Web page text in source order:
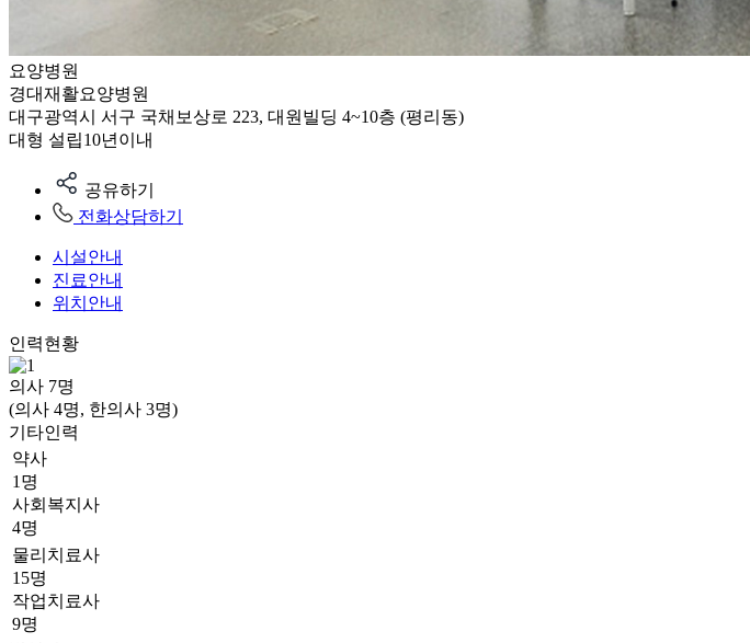
요양병원
경대재활요양병원
대구광역시 서구 국채보상로 223, 대원빌딩 4~10층 (평리동)
대형 설립10년이내
공유하기
전화상담하기
시설안내
진료안내
위치안내
인력현황
의사 7명
(의사 4명, 한의사 3명)
기타인력
약사
1명
사회복지사
4명
물리치료사
15명
작업치료사
9명